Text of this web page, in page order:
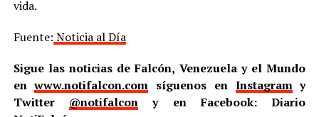
vida.
Fuente: Noticia al Día
Sigue las noticias de Falcón, Venezuela y el Mundo
enwww.notifalcon.com síguenos en Instagramy
Twitter @notifalcon y en Facebook: Diario